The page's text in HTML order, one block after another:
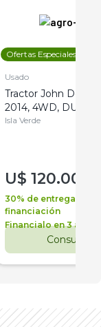
Ofertas Especiales
Usado
Tractor John Deere
2014, 4WD, DUAL
Isla Verde
U$ 120.000
30% de entrega +
financiación
Financialo en 3 años
Consultar